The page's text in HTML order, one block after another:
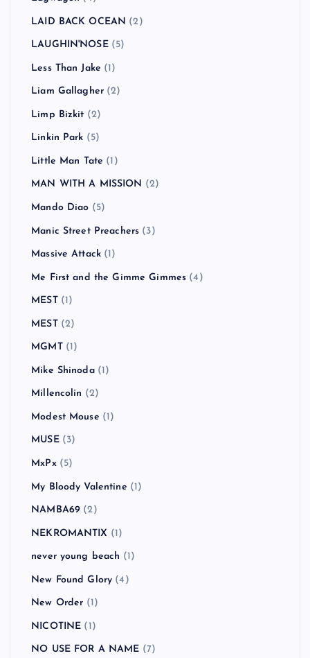
LAID BACK OCEAN (2)
LAUGHIN'NOSE(5)
Less Than Jake (1)
Liam Gallagher (2)
Limp Bizkit (2)
Linkin Park (5)
Little Man Tate (1)
MAN WITH A MISSION (2)
Mando Diao (5)
Manic Street Preachers (3)
Massive Attack (1)
Me First and the Gimme Gimmes (4)
MEST(1)
MEST(2)
MGMT(1)
Mike Shinoda(1)
Millencolin (2)
Modest Mouse (1)
MUSE(3)
MxPx(5)
My Bloody Valentine (1)
NAMBA69 (2)
NEKROMANTIX (1)
never young beach (1)
New Found Glory (4)
New Order (1)
NICOTINE (1)
NO USE FOR A NAME (7)